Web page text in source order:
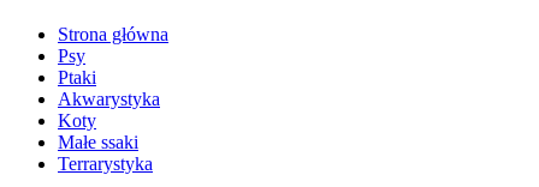
Strona główna
Psy
Ptaki
Akwarystyka
Koty
Małe ssaki
Terrarystyka